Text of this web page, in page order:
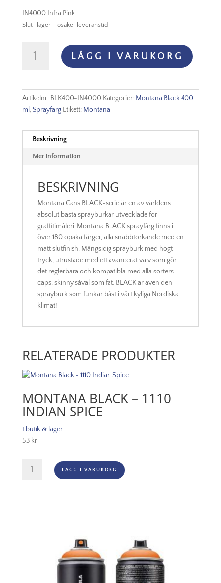
IN4000 Infra Pink
Slut i lager – osäker leveranstid
Black
Infra
Pink
mängd
LÄGG I VARUKORG
Artikelnr: BLK400-IN4000 Kategorier: Montana Black 400
ml, Sprayfärg Etikett: Montana
Beskrivning
Mer information
BESKRIVNING
Montana Cans BLACK-serie är en av världens
absolut bästa sprayburkar utvecklade för
graffitimåleri. Montana BLACK sprayfärg finns i
över 180 opaka färger, alla snabbtorkande med en
matt slutfinish. Mångsidig sprayburk med högt
tryck, utrustade med ett avancerat valv som gör
det reglerbara och kompatibla med alla sorters
caps, skinny såväl som fat. BLACK är även den
sprayburk som funkar bäst i vårt kyliga Nordiska
klimat!
RELATERADE PRODUKTER
MONTANA BLACK – 1110
INDIAN SPICE
I butik & lager
53 kr
Montana
Black
LÄGG I VARUKORG